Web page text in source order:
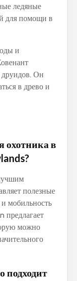
ледяные
для помощи в
и
Он
в древо и
охотника в
полезные
мобильность
предлагает
можно
подходит